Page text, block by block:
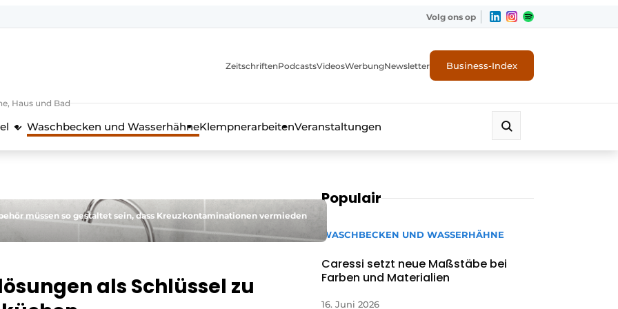
Volg ons op
Haus und Bad
ZeitschriftenPodcastsVideosWerbungNewsletter Business-Index
Waschbecken und WasserhähneKlempnerarbeitenVeranstaltungen
müssen so gestaltet sein, dass Kreuzkontaminationen vermieden
als Schlüssel zu
Populair
WASCHBECKEN UND WASSERHÄHNE
Caressi setzt neue Maßstäbe bei
Farben und Materialien
16. Juni 2026